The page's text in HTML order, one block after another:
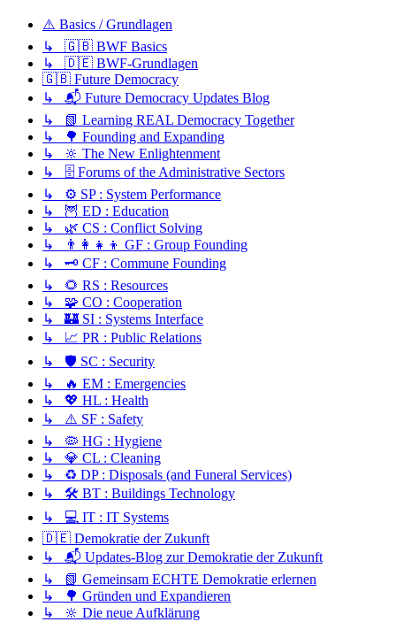
⚠️ Basics / Grundlagen
↳ 🇬🇧 BWF Basics
↳ 🇩🇪 BWF-Grundlagen
🇬🇧 Future Democracy
↳ 📬 Future Democracy Updates Blog
↳ 📗 Learning REAL Democracy Together
↳ 🌳 Founding and Expanding
↳ 🔆 The New Enlightenment
↳ 🗄️ Forums of the Administrative Sectors
↳ ⚙️ SP : System Performance
↳ 🦉 ED : Education
↳ 🌿 CS : Conflict Solving
↳ 👨‍👩‍👧‍👦 GF : Group Founding
↳ 🗝️ CF : Commune Founding
↳ 🌻 RS : Resources
↳ 🧩 CO : Cooperation
↳ 🏰 SI : Systems Interface
↳ 📈 PR : Public Relations
↳ 🛡️ SC : Security
↳ 🔥 EM : Emergencies
↳ 💖 HL : Health
↳ ⚠️ SF : Safety
↳ 🦠 HG : Hygiene
↳ 💎 CL : Cleaning
↳ ♻️ DP : Disposals (and Funeral Services)
↳ 🛠️ BT : Buildings Technology
↳ 💻 IT : IT Systems
🇩🇪 Demokratie der Zukunft
↳ 📬 Updates-Blog zur Demokratie der Zukunft
↳ 📗 Gemeinsam ECHTE Demokratie erlernen
↳ 🌳 Gründen und Expandieren
↳ 🔆 Die neue Aufklärung